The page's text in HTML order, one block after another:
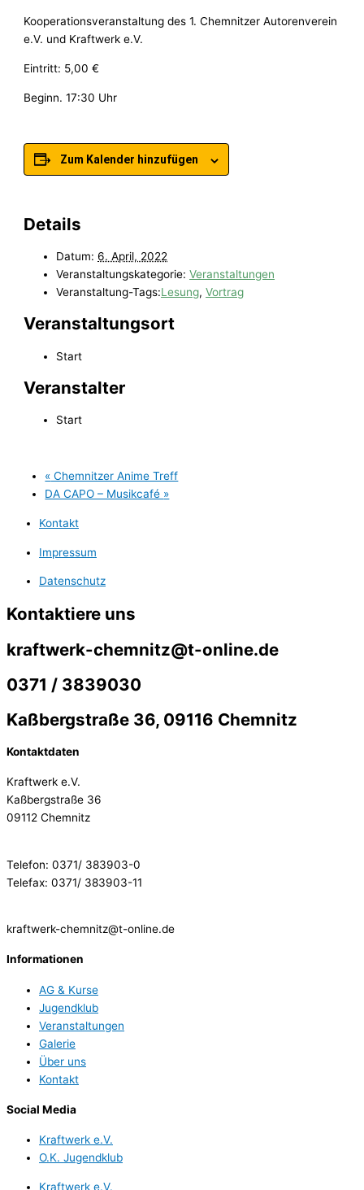
Kooperationsveranstaltung des 1. Chemnitzer Autorenverein
e.V. und Kraftwerk e.V.
Eintritt: 5,00 €
Beginn. 17:30 Uhr
Zum Kalender hinzufügen
Details
Datum: 6. April, 2022
Veranstaltungskategorie: Veranstaltungen
Veranstaltung-Tags:Lesung,Vortrag
Veranstaltungsort
Start
Veranstalter
Start
« Chemnitzer Anime Treff
DA CAPO – Musikcafé »
Kontakt
Impressum
Datenschutz
Kontaktiere uns
kraftwerk-chemnitz@t-online.de
0371 / 3839030
Kaßbergstraße 36, 09116 Chemnitz
Kontaktdaten
Kraftwerk e.V.
Kaßbergstraße 36
09112 Chemnitz
Telefon: 0371/ 383903-0
Telefax: 0371/ 383903-11
kraftwerk-chemnitz@t-online.de
Informationen
AG & Kurse
Jugendklub
Veranstaltungen
Galerie
Über uns
Kontakt
Social Media
Kraftwerk e.V.
O.K. Jugendklub
Kraftwerk e.V.